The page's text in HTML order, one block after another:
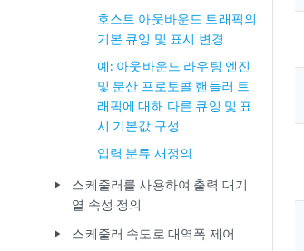
호스트 아웃바운드 트래픽의
기본 큐잉 및 표시 변경
예: 아웃바운드 라우팅 엔진
및 분산 프로토콜 핸들러 트
래픽에 대해 다른 큐잉 및 표
시 기본값 구성
입력 분류 재정의
play_arrow
스케줄러를 사용하여 출력 대기
열 속성 정의
play_arrow 스케줄러 속도로 대역폭 제어